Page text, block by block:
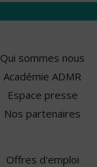
Qui sommes nous
Académie ADMR
Espace presse
Nos partenaires
Offres d'emploi